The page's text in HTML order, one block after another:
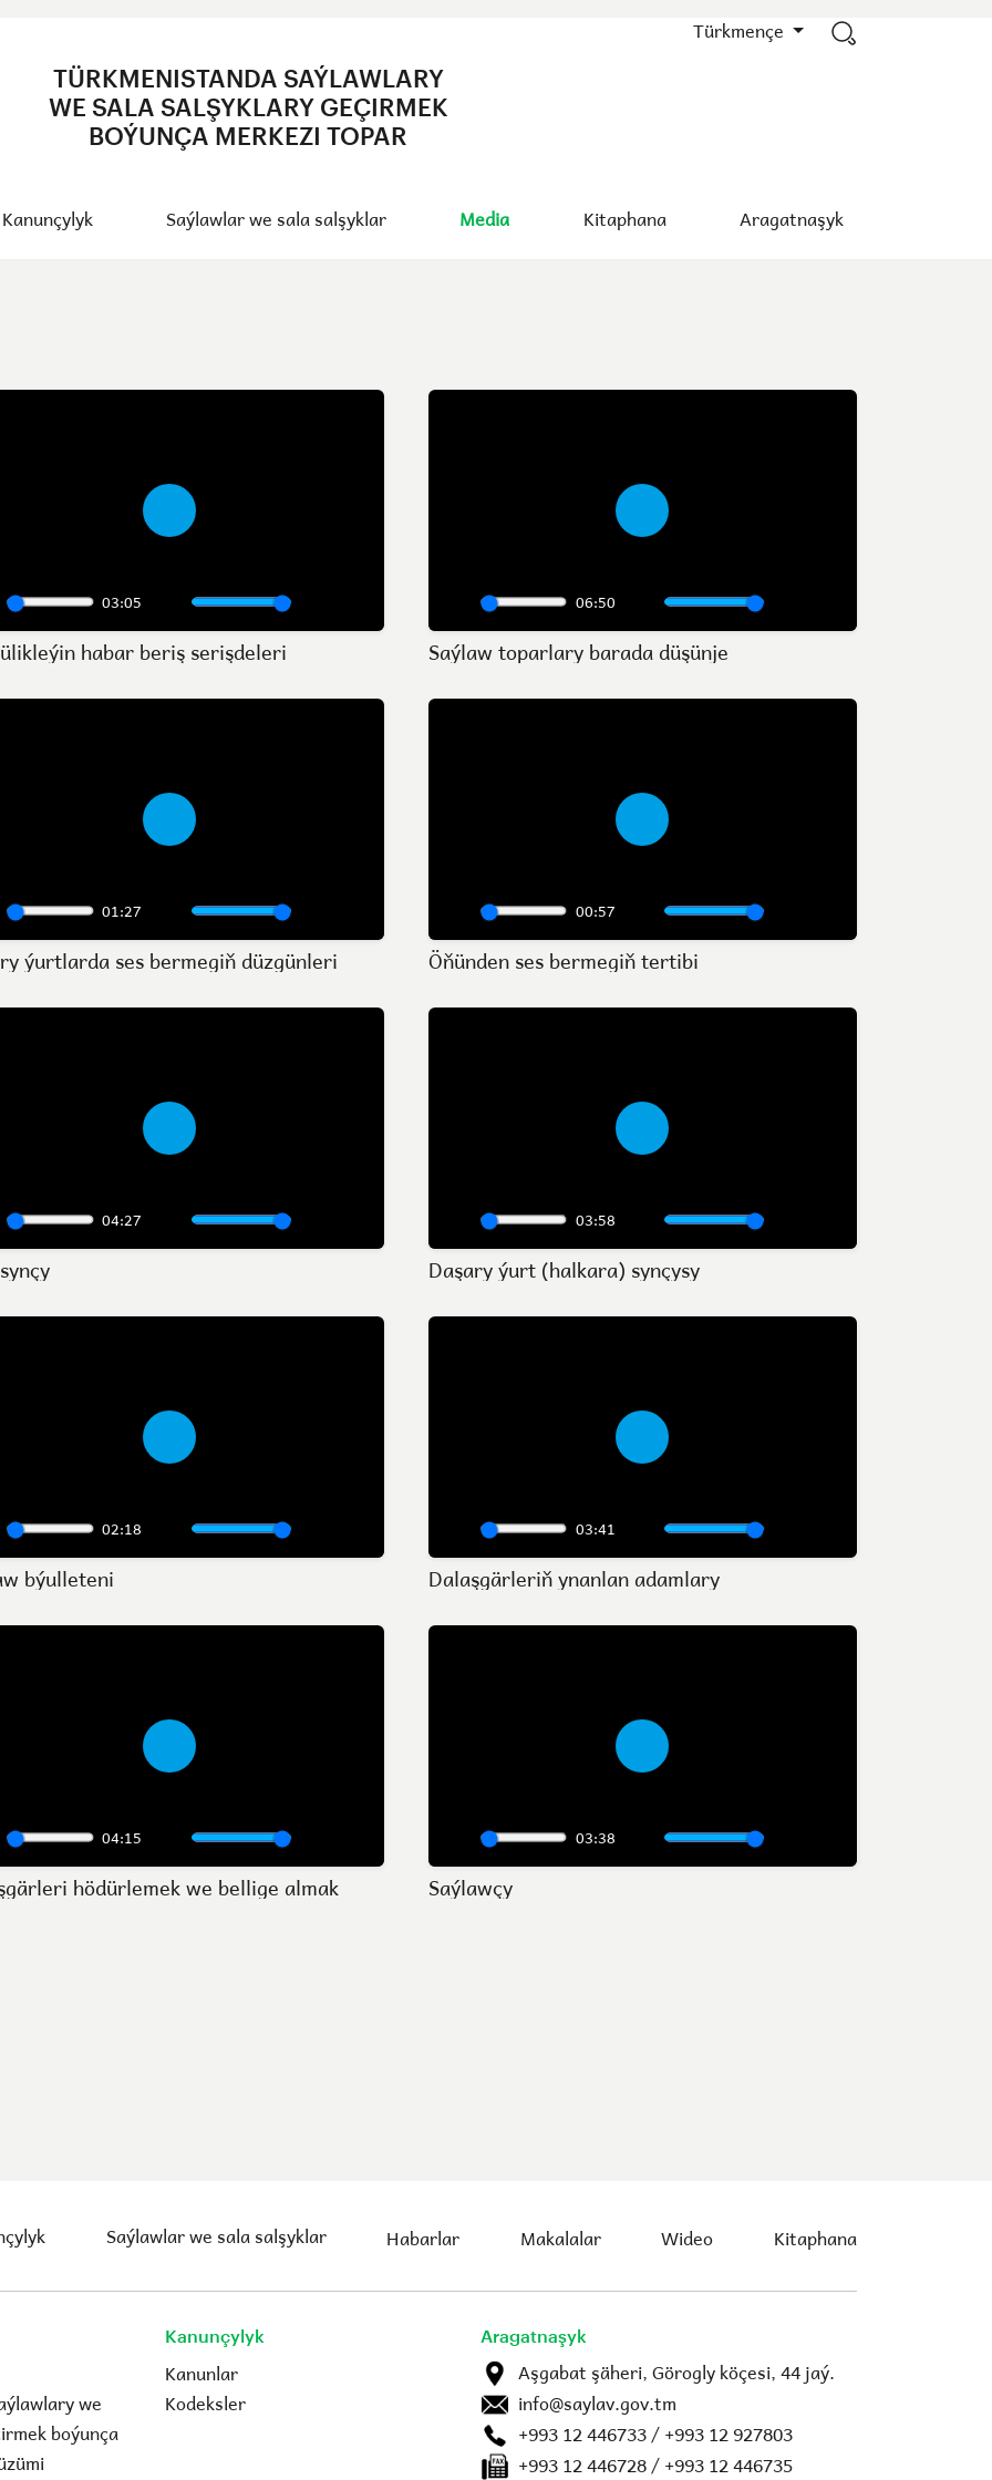
Türkmençe
TÜRKMENISTANDA SAÝLAWLARY
WE SALA SALŞYKLARY GEÇIRMEK
BOÝUNÇA MERKEZI TOPAR
Kanunçylyk Saýlawlar we sala salşyklar Media Kitaphana Aragatnaşyk
03:05
Mute Settings
Enter
fullscreen
Play
habar beriş serişdeleri
Play
06:50
Mute Settings
Enter
Play
Saýlaw toparlary barada düşünje
01:27
Mute Settings
Enter
fullscreen
Play
ýurtlarda ses bermegiň düzgünleri
Play
00:57
Mute Settings
Enter
Play
Öňünden ses bermegiň tertibi
04:27
Mute Settings
Enter
fullscreen
Play
Play
03:58
Mute Settings
Enter
Play
Daşary ýurt (halkara) synçysy
02:18
Mute Settings
Enter
fullscreen
Play
býulleteni
Play
03:41
Mute Settings
Enter
Play
Dalaşgärleriň ynanlan adamlary
04:15
Mute Settings
Enter
fullscreen
Play
hödürlemek we bellige almak
Play
03:38
Mute Settings
Enter
Play
Saýlawçy
Saýlawlar we sala salşyklar Habarlar Makalalar Wideo Kitaphana
we
boýunça
Kanunçylyk
Kanunlar
Kodeksler
Aragatnaşyk
Aşgabat şäheri, Görogly köçesi, 44 jaý.
info@saylav.gov.tm
+993 12 446733 / +993 12 927803
+993 12 446728 / +993 12 446735